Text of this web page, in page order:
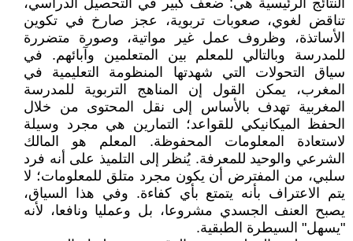
النتائج الرئيسية هي: ضعف كبير في التحصيل الدراسي،
تناقض لغوي، صعوبات تربوية، عجز صارخ في تكوين
الأساتذة، وظروف عمل غير مواتية، وصورة متضررة
للمدرسة وبالتالي للمعلم بين المتعلمين وآبائهم. في
سياق التحولات التي شهدتها المنظومة التعليمية في
المغرب، يمكن القول إن المناهج التربوية للمدرسة
المغربية تهدف بالأساس إلى نقل المحتوى من خلال
الحفظ الميكانيكي للقواعد؛ التمارين هي مجرد وسيلة
لاستعادة المعلومات المحفوظة. المعلم هو المالك
الشرعي والوحيد للمعرفة. يُنظر إلى التلميذ على أنه فرد
سلبي، من المفترض أن يكون مجرد متلق للمعلومات؛ لا
يتم الاعتراف بأنه يتمتع بأي كفاءة. وفي هذا السياق،
يصبح العنف الجسدي مشروعا، بل وعمليا ونافعا، لأنه
"يسهل" السيطرة الطبقية.